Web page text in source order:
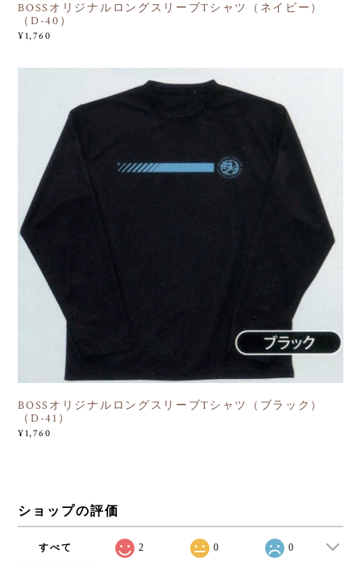
BOSSオリジナルロングスリーブTシャツ（ネイビー）
（D-40）
¥1,760
BOSSオリジナルロングスリーブTシャツ（ブラック）
（D-41）
¥1,760
ショップの評価
すべて 2 0 0